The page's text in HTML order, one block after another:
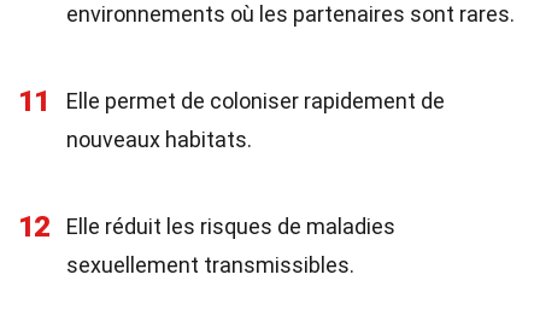
environnements où les partenaires sont rares.
11
Elle permet de coloniser rapidement de
nouveaux habitats.
12
Elle réduit les risques de maladies
sexuellement transmissibles.